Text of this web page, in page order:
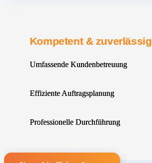
Kompetent & zuverlässig
Umfassende Kundenbetreuung
Effiziente Auftragsplanung
Professionelle Durchführung